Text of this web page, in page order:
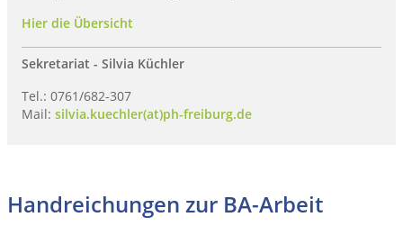
Hier die Übersicht
Sekretariat - Silvia Küchler
Tel.: 0761/682-307
Mail: silvia.kuechler(at)ph-freiburg.de
Handreichungen zur BA-Arbeit